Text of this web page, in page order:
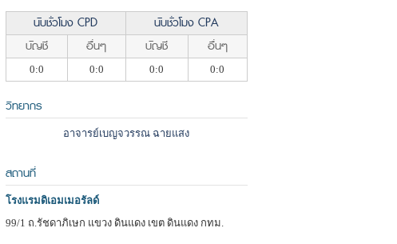
นับชั่วโมง CPD
นับชั่วโมง CPA
บัญชี
อื่นๆ บัญชี อื่นๆ
0:0 0:0 0:0 0:0
วิทยากร
อาจารย์เบญจวรรณ ฉายแสง
สถานที่
โรงแรมดิเอมเมอรัลด์
99/1 ถ.รัชดาภิเษก แขวง ดินแดง เขต ดินแดง กทม.